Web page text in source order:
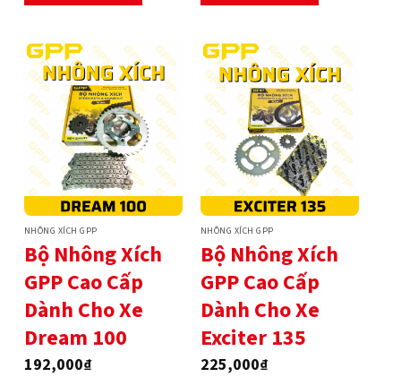
NHÔNG XÍCH GPP
Bộ Nhông Xích
GPP Cao Cấp
Dành Cho Xe
Dream 100
192,000₫
NHÔNG XÍCH GPP
Bộ Nhông Xích
GPP Cao Cấp
Dành Cho Xe
Exciter 135
225,000₫